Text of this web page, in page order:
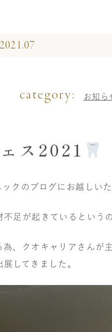
2021.07
category: お知ら
ス2021
クのブログにお越しい
足が起きているという
為、クオキャリアさんが
してきました。